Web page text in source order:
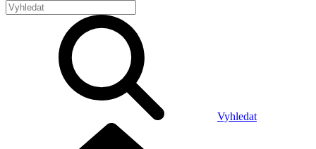
Vyhledat